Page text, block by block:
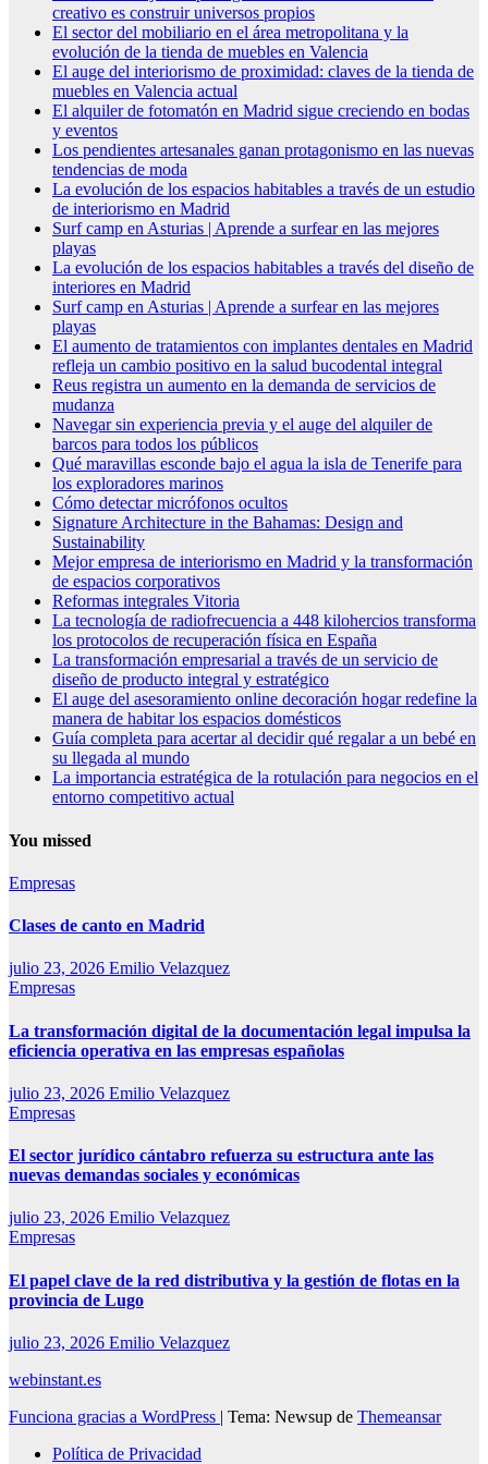
creativo es construir universos propios
El sector del mobiliario en el área metropolitana y la
evolución de la tienda de muebles en Valencia
El auge del interiorismo de proximidad: claves de la tienda de
muebles en Valencia actual
El alquiler de fotomatón en Madrid sigue creciendo en bodas
y eventos
Los pendientes artesanales ganan protagonismo en las nuevas
tendencias de moda
La evolución de los espacios habitables a través de un estudio
de interiorismo en Madrid
Surf camp en Asturias | Aprende a surfear en las mejores
playas
La evolución de los espacios habitables a través del diseño de
interiores en Madrid
Surf camp en Asturias | Aprende a surfear en las mejores
playas
El aumento de tratamientos con implantes dentales en Madrid
refleja un cambio positivo en la salud bucodental integral
Reus registra un aumento en la demanda de servicios de
mudanza
Navegar sin experiencia previa y el auge del alquiler de
barcos para todos los públicos
Qué maravillas esconde bajo el agua la isla de Tenerife para
los exploradores marinos
Cómo detectar micrófonos ocultos
Signature Architecture in the Bahamas: Design and
Sustainability
Mejor empresa de interiorismo en Madrid y la transformación
de espacios corporativos
Reformas integrales Vitoria
La tecnología de radiofrecuencia a 448 kilohercios transforma
los protocolos de recuperación física en España
La transformación empresarial a través de un servicio de
diseño de producto integral y estratégico
El auge del asesoramiento online decoración hogar redefine la
manera de habitar los espacios domésticos
Guía completa para acertar al decidir qué regalar a un bebé en
su llegada al mundo
La importancia estratégica de la rotulación para negocios en el
entorno competitivo actual
You missed
Empresas
Clases de canto en Madrid
julio 23, 2026 Emilio Velazquez
Empresas
La transformación digital de la documentación legal impulsa la
eficiencia operativa en las empresas españolas
julio 23, 2026 Emilio Velazquez
Empresas
El sector jurídico cántabro refuerza su estructura ante las
nuevas demandas sociales y económicas
julio 23, 2026 Emilio Velazquez
Empresas
El papel clave de la red distributiva y la gestión de flotas en la
provincia de Lugo
julio 23, 2026 Emilio Velazquez
webinstant.es
Funciona gracias a WordPress | Tema: Newsup de Themeansar
Política de Privacidad